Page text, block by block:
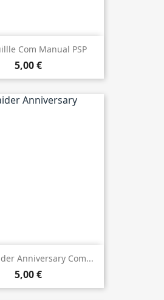
Com Manual PSP
5,00 €
Anniversary Com...
5,00 €